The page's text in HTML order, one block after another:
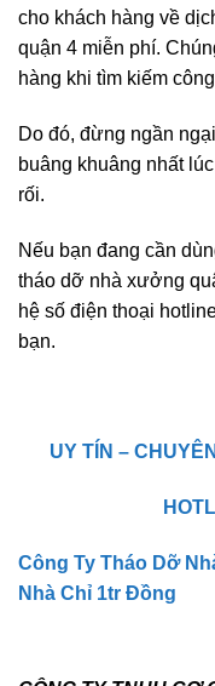
cho khách hàng về
quận 4 miễn phí.
hàng khi tìm kiếm
Do đó, đừng ngần
buâng khuâng nhất
rối.
Nếu bạn đang cần
tháo dỡ nhà xưởng
hệ số điện thoại
bạn.
UY TÍN –
Công Ty Tháo Dỡ
Nhà Chỉ 1tr Đồng